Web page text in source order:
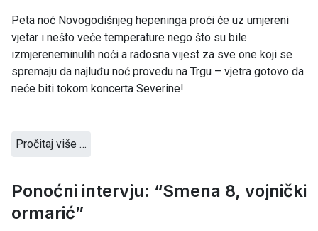
Peta noć Novogodišnjeg hepeninga proći će uz umjereni
vjetar i nešto veće temperature nego što su bile
izmjereneminulih noći a radosna vijest za sve one koji se
spremaju da najluđu noć provedu na Trgu – vjetra gotovo da
neće biti tokom koncerta Severine!
Pročitaj više …
Ponoćni intervju: “Smena 8, vojnički
ormarić”